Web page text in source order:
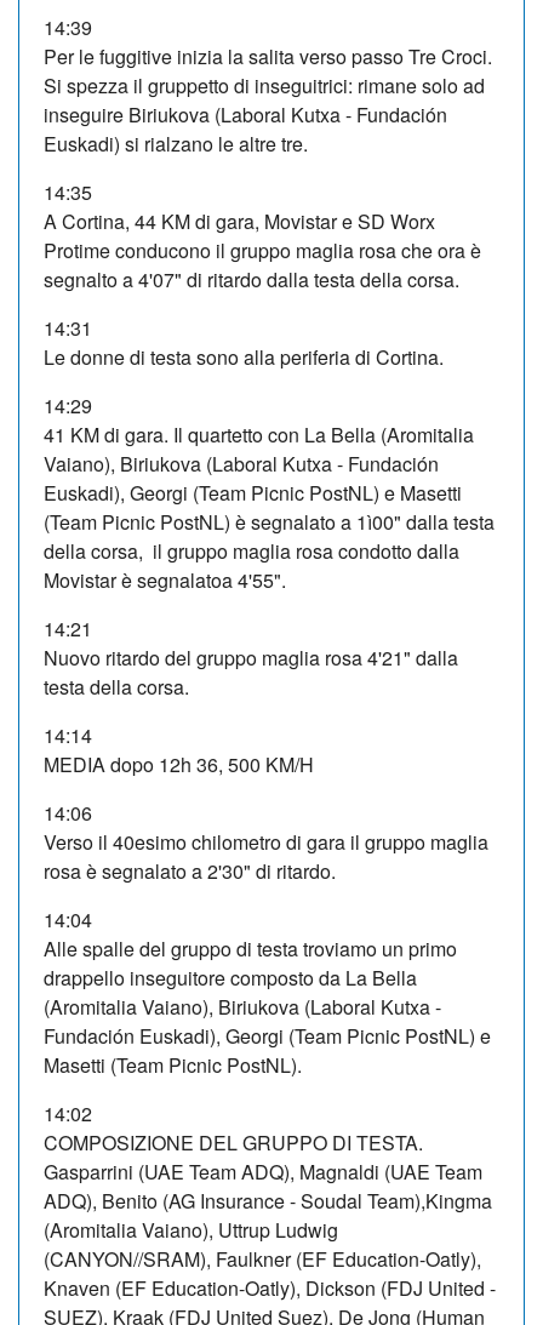
14:39
Per le fuggitive inizia la salita verso passo Tre Croci.
Si spezza il gruppetto di inseguitrici: rimane solo ad
inseguire Biriukova (Laboral Kutxa - Fundación
Euskadi) si rialzano le altre tre.
14:35
A Cortina, 44 KM di gara, Movistar e SD Worx
Protime conducono il gruppo maglia rosa che ora è
segnalto a 4'07" di ritardo dalla testa della corsa.
14:31
Le donne di testa sono alla periferia di Cortina.
14:29
41 KM di gara. Il quartetto con La Bella (Aromitalia
Vaiano), Biriukova (Laboral Kutxa - Fundación
Euskadi), Georgi (Team Picnic PostNL) e Masetti
(Team Picnic PostNL) è segnalato a 1ì00" dalla testa
della corsa, il gruppo maglia rosa condotto dalla
Movistar è segnalatoa 4'55".
14:21
Nuovo ritardo del gruppo maglia rosa 4'21" dalla
testa della corsa.
14:14
MEDIA dopo 12h 36, 500 KM/H
14:06
Verso il 40esimo chilometro di gara il gruppo maglia
rosa è segnalato a 2'30" di ritardo.
14:04
Alle spalle del gruppo di testa troviamo un primo
drappello inseguitore composto da La Bella
(Aromitalia Vaiano), Biriukova (Laboral Kutxa -
Fundación Euskadi), Georgi (Team Picnic PostNL) e
Masetti (Team Picnic PostNL).
14:02
COMPOSIZIONE DEL GRUPPO DI TESTA.
Gasparrini (UAE Team ADQ), Magnaldi (UAE Team
ADQ), Benito (AG Insurance - Soudal Team),Kingma
(Aromitalia Vaiano), Uttrup Ludwig
(CANYON//SRAM), Faulkner (EF Education-Oatly),
Knaven (EF Education-Oatly), Dickson (FDJ United -
SUEZ), Kraak (FDJ United Suez), De Jong (Human